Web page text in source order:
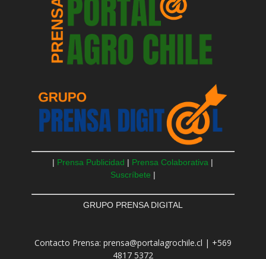
| Prensa Publicidad | Prensa Colaborativa |
Suscríbete |
GRUPO PRENSA DIGITAL
Contacto Prensa: prensa@portalagrochile.cl | +569
4817 5372